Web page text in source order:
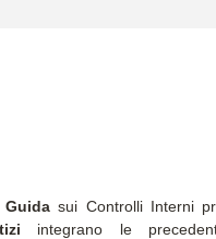
sui Controlli Interni
integrano le